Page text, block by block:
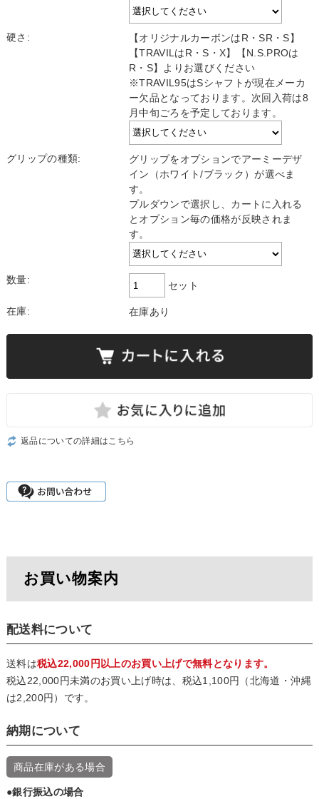
硬さ:
【オリジナルカーボンはR・SR・S】
【TRAVILはR・S・X】【N.S.PROは
R・S】よりお選びください
※TRAVIL95はSシャフトが現在メーカ
ー欠品となっております。次回入荷は8
月中旬ごろを予定しております。
グリップの種類:
グリップをオプションでアーミーデザ
イン（ホワイト/ブラック）が選べま
す。
プルダウンで選択し、カートに入れる
とオプション毎の価格が反映されま
す。
数量: セット
在庫: 在庫あり
返品についての詳細はこちら
お買い物案内
配送料について
送料は税込22,000円以上のお買い上げで無料となります。
税込22,000円未満のお買い上げ時は、税込1,100円（北海道・沖縄
は2,200円）です。
納期について
商品在庫がある場合
●銀行振込の場合